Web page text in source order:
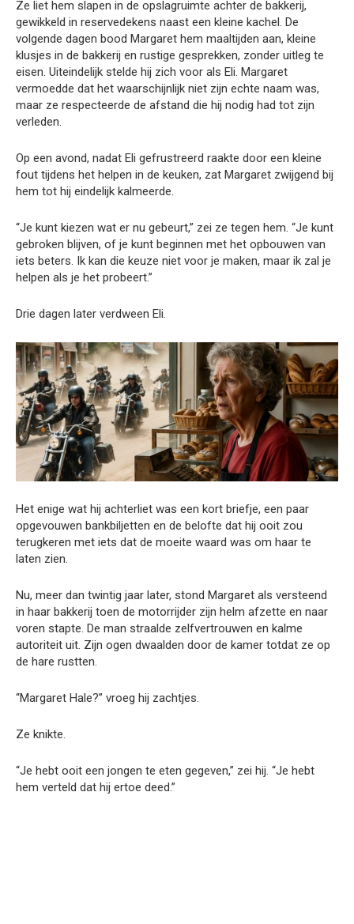
Ze liet hem slapen in de opslagruimte achter de bakkerij,
gewikkeld in reservedekens naast een kleine kachel. De
volgende dagen bood Margaret hem maaltijden aan, kleine
klusjes in de bakkerij en rustige gesprekken, zonder uitleg te
eisen. Uiteindelijk stelde hij zich voor als Eli. Margaret
vermoedde dat het waarschijnlijk niet zijn echte naam was,
maar ze respecteerde de afstand die hij nodig had tot zijn
verleden.
Op een avond, nadat Eli gefrustreerd raakte door een kleine
fout tijdens het helpen in de keuken, zat Margaret zwijgend bij
hem tot hij eindelijk kalmeerde.
“Je kunt kiezen wat er nu gebeurt,” zei ze tegen hem. “Je kunt
gebroken blijven, of je kunt beginnen met het opbouwen van
iets beters. Ik kan die keuze niet voor je maken, maar ik zal je
helpen als je het probeert.”
Drie dagen later verdween Eli.
Het enige wat hij achterliet was een kort briefje, een paar
opgevouwen bankbiljetten en de belofte dat hij ooit zou
terugkeren met iets dat de moeite waard was om haar te
laten zien.
Nu, meer dan twintig jaar later, stond Margaret als versteend
in haar bakkerij toen de motorrijder zijn helm afzette en naar
voren stapte. De man straalde zelfvertrouwen en kalme
autoriteit uit. Zijn ogen dwaalden door de kamer totdat ze op
de hare rustten.
“Margaret Hale?” vroeg hij zachtjes.
Ze knikte.
“Je hebt ooit een jongen te eten gegeven,” zei hij. “Je hebt
hem verteld dat hij ertoe deed.”